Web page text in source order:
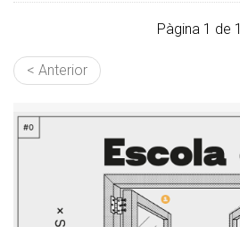
Pàgina 1 de 1
< Anterior